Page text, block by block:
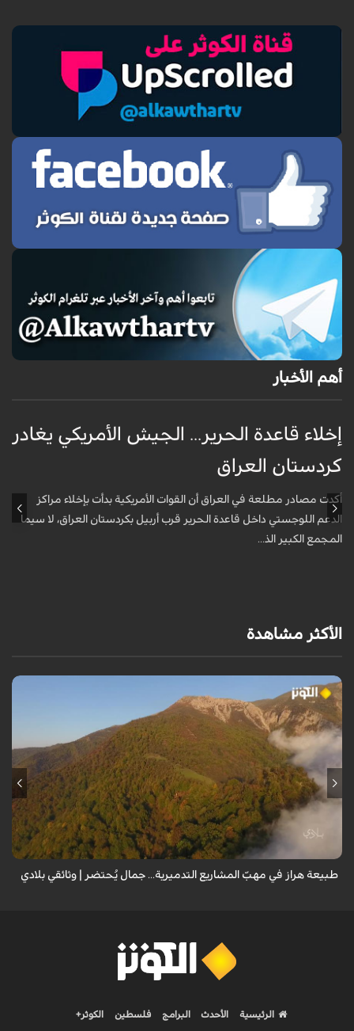
أهم الأخبار
إخلاء قاعدة الحرير... الجيش الأمريكي يغادر
كردستان العراق
أكدت مصادر مطلعة في العراق أن القوات الأمريكية بدأت بإخلاء مراكز
الدعم اللوجستي داخل قاعدة الحرير قرب أربيل بكردستان العراق، لا سيما
المجمع الكبير الذ...
الأكثر مشاهدة
من قلب طبيعة هراز التي كانت يوماً من أجمل الموائل الطبيعية في إيران، يحذر
المعد من كارثة بيئية: "وحش الأعمال والمشاريع التدميرية تنهش بجسم
طبيعة هراز في مهبّ المشاريع التدميرية... جمال يُحتضر | وثائقي بلادي
الرئيسية الأحدث البرامج فلسطين الكوثر+